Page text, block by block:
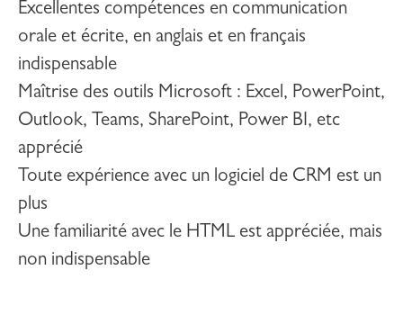
Excellentes compétences en communication
orale et écrite, en anglais et en français
indispensable
Maîtrise des outils Microsoft : Excel, PowerPoint,
Outlook, Teams, SharePoint, Power BI, etc
apprécié
Toute expérience avec un logiciel de CRM est un
plus
Une familiarité avec le HTML est appréciée, mais
non indispensable